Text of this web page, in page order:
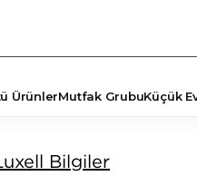
ÜrünlerMutfak GrubuKüçük
Bilgiler